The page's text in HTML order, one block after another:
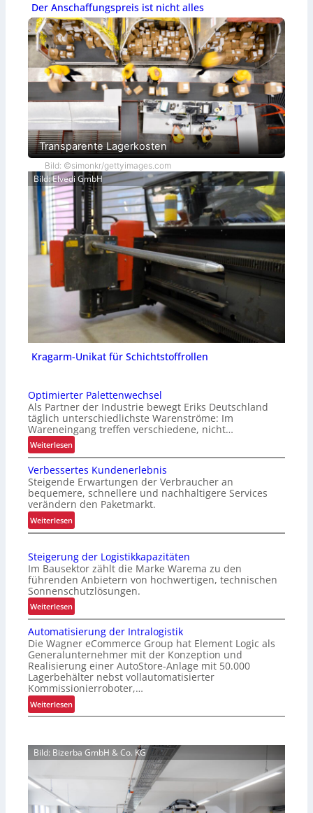
Der Anschaffungspreis ist nicht alles
Transparente Lagerkosten
Bild: ©simonkr/gettyimages.com
Bild: Elvedi GmbH
Kragarm-Unikat für Schichtstoffrollen
Optimierter Palettenwechsel
Als Partner der Industrie bewegt Eriks Deutschland
täglich unterschiedlichste Warenströme: Im
Wareneingang treffen verschiedene, nicht…
Weiterlesen:
O
p
t
i
m
i
e
t
e
r
a
l
e
t
t
e
n
w
h
s
Verbessertes Kundenerlebnis
Steigende Erwartungen der Verbraucher an
bequemere, schnellere und nachhaltigere Services
verändern den Paketmarkt.
Weiterlesen:
V
r
b
e
s
s
t
e
s
K
u
n
e
n
Steigerung der Logistikkapazitäten
Im Bausektor zählt die Marke Warema zu den
führenden Anbietern von hochwertigen, technischen
Sonnenschutzlösungen.
Weiterlesen:
S
t
e
i
g
e
r
u
d
o
Automatisierung der Intralogistik
Die Wagner eCommerce Group hat Element Logic als
Generalunternehmer mit der Konzeption und
Realisierung einer AutoStore-Anlage mit 50.000
Lagerbehälter nebst vollautomatisierter
Kommissionierroboter,…
Weiterlesen:
A
t
o
i
Bild: Bizerba GmbH & Co. KG